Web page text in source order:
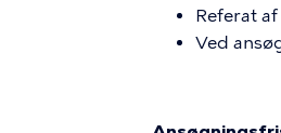
Referat
Ved